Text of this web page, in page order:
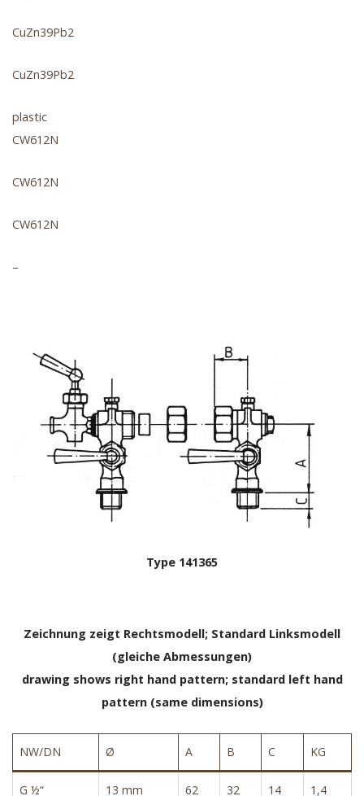
CuZn39Pb2
CuZn39Pb2
plastic
CW612N
CW612N
CW612N
–
Type 141365
Zeichnung zeigt Rechtsmodell; Standard Linksmodell
(gleiche Abmessungen)
drawing shows right hand pattern; standard left hand
pattern (same dimensions)
NW/DN Ø A B C KG
G ½“ 13 mm 62 32 14 1,4